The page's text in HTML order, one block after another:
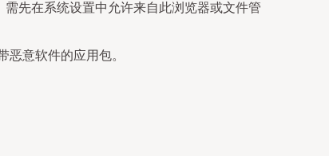
先在系统设置中允许来自此浏览器或文件管
意软件的应用包。